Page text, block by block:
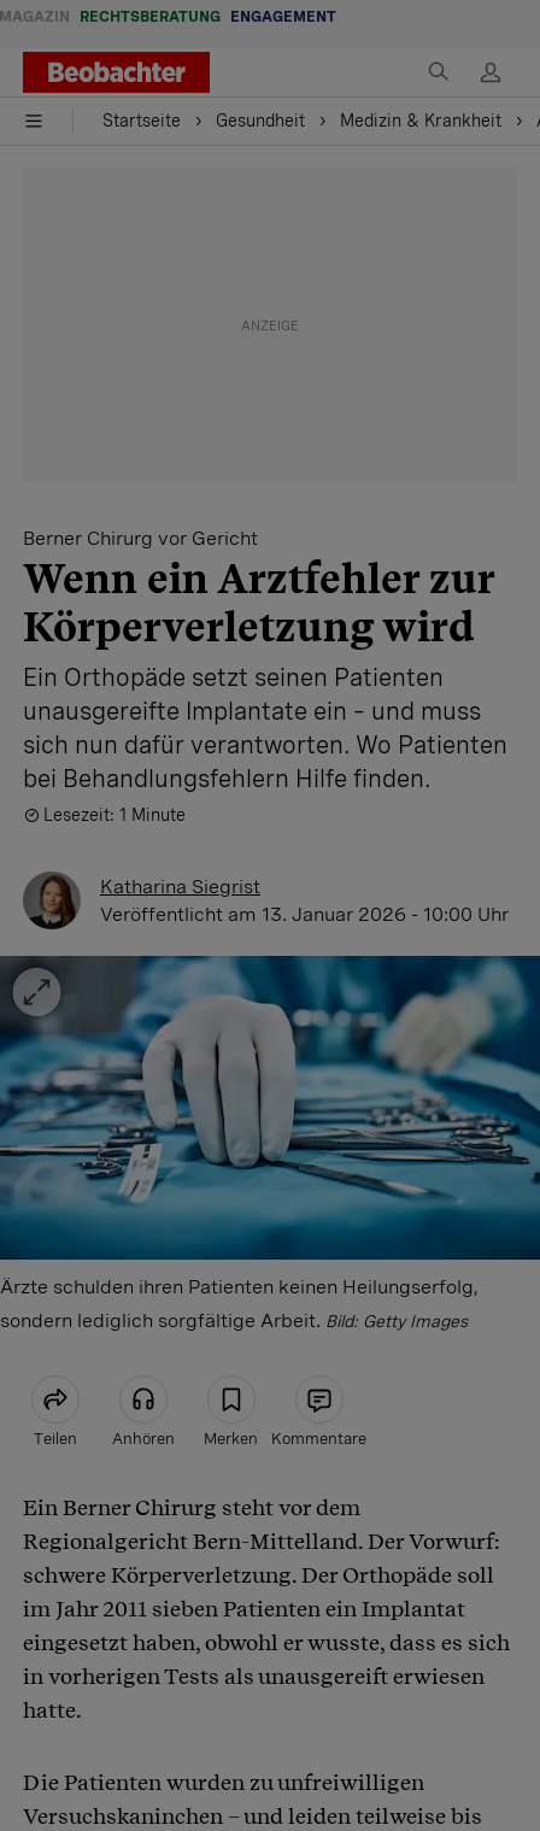
MAGAZIN RECHTSBERATUNG ENGAGEMENT
Startseite Gesundheit Medizin & Krankheit
Berner Chirurg vor Gericht
Wenn ein Arztfehler zur
Körperverletzung wird
Ein Orthopäde setzt seinen Patienten
unausgereifte Implantate ein – und muss
sich nun dafür verantworten. Wo Patienten
bei Behandlungsfehlern Hilfe finden.
Lesezeit: 1 Minute
Katharina Siegrist
Veröffentlicht am 13. Januar 2026 - 10:00 Uhr
Ärzte schulden ihren Patienten keinen Heilungserfolg,
sondern lediglich sorgfältige Arbeit. Bild: Getty Images
Teilen Anhören Merken Kommentare
Artikel teilen
Ein Berner Chirurg steht vor dem
Regionalgericht Bern-Mittelland. Der Vorwurf:
schwere Körperverletzung. Der Orthopäde soll
im Jahr 2011 sieben Patienten ein Implantat
eingesetzt haben, obwohl er wusste, dass es sich
in vorherigen Tests als unausgereift erwiesen
hatte.
Die Patienten wurden zu unfreiwilligen
Versuchskaninchen – und leiden teilweise bis